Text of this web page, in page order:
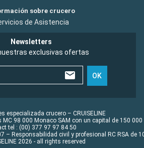
sobre crucero
de Asistencia
Newsletters
exclusivas ofertas
OK
especializada crucero – CRUISELINE
98 000 Monaco SAM con un capital de 150 000
tel : (00) 377 97 97 84 50
– Responsabilidad civil y profesional RC RSA de
2026 - all rights reserved